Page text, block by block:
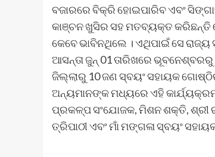
ବଜାରରେ ବିକ୍ରି ହୋଇପାରିବ ଏବଂ
କାଞ୍ଚନ ଖୁସିର ସହ ମତବ୍ୟକ୍ତ କରିଛନ୍ତି
କେବେ ଭାବିନଥିଲେ । ଏଥିପାଇଁ ସେ ରାଜ୍ୟ
ଆସନ୍ତା ଜୁନ୍ 01 ତାରିଖରେ
ଜିଲ୍ଲାରୁ 10 ଜଣ ସ୍ବୟଂ ସହାୟକ
ଅନ୍ୟମାନଙ୍କ ମଧ୍ୟରେ ଏହି
ପ୍ରକଳ୍ପ ସଂଯୋଜକ, ମିଶନ ଶକ୍ତି, ଶ୍ରୀ
ତ୍ରିପାଠୀ ଏବଂ ମାଁ ମଙ୍ଗଳା ସ୍ବୟଂ